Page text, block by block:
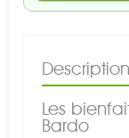
Description
Les
Bardo